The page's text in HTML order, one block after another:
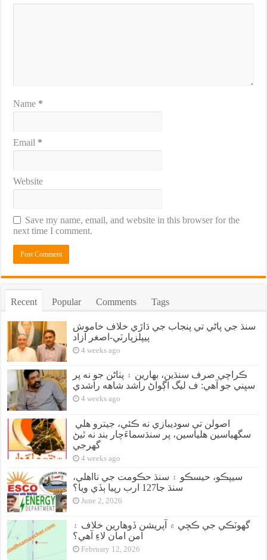
Name *
Email *
Website
Save my name, email, and website in this browser for the
next time I comment.
Recent Popular Comments Tags
سنڌ جي پاڻي تي پنجاب جي ڌاڙي خلاف خاموش
پيپلزپارٽي-اصغر آزاد
4 weeks ago
ڪراچي صرف سنڌين، بهارين ۽ پٺاڻن جو نه پر
سڀني جو آهي: ف ليگ اڳواڻ راشد شاهه راشدي
4 weeks ago
سگهياسين هلياسين، پر سنڌسماءَچار بند نه ٿيڻ
گهرجي
4 weeks ago
سيپڪو، حيسڪو ۽ سنڌ حڪومت جي نااهلي،
سنڌ جا127 ارب رپيا ٻڏي ويا؟
June 2, 2026
گهوٽڪي جي ڪچي ۾ آپريشن ڏوهارين خلاف ۽
امن امان لاءِ آهي؟
February 12, 2026